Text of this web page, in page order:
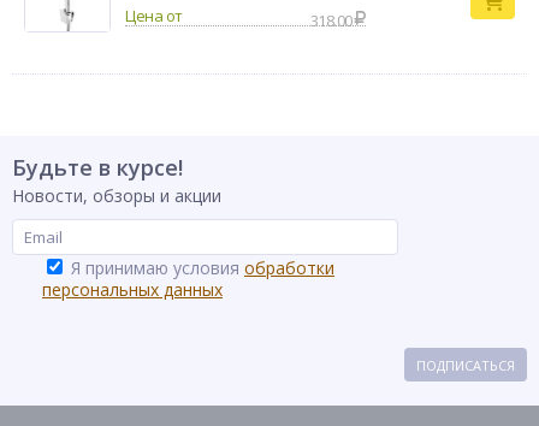
318.00
Будьте в курсе!
Новости, обзоры и акции
Я принимаю условия обработки
персональных данных
ПОДПИСАТЬСЯ